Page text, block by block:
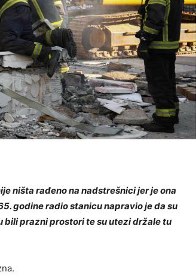
ništa rađeno na nadstrešnici jer je ona
godine radio stanicu napravio je da su
bili prazni prostori te su utezi držale tu